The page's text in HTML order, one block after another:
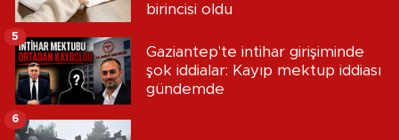
birincisi oldu
Gaziantep'te intihar girişiminde
şok iddialar: Kayıp mektup iddiası
gündemde
5
6